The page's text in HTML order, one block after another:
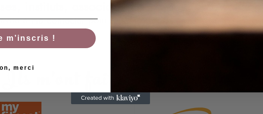
instituts, associations, espace de coworking
àme contacterpour discuter de vos besoins spécifiques
Ils m'ont fait confiance
m’inscris !
merci